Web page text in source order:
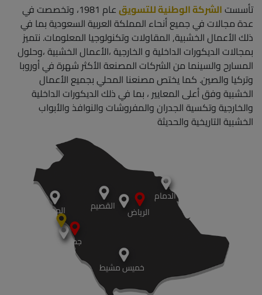
تأسستالشركة الوطنية للتسويق
عام 1981، وتخصصت في
عدة مجالات في جميع أنحاء المملكة العربية السعودية بما في
ذلك الأعمال الخشبية, المقاولات وتكنولوجيا المعلومات. نتميز
بمجالات الديكورات الداخلية و الخارجية ،الأعمال الخشبية ،وحلول
المسارح والسينما من الشركات المصنعة الأكثر شهرة في أوروبا
وتركيا والصين. كما يختص مصنعنا المحلي بجميع الأعمال
الخشبية وفق أعلى المعايير ، بما في ذلك الديكورات الداخلية
والخارجية وتكسية الجدران والمفروشات والنوافذ والأبواب
الخشبية التاريخية والحديثة
جدة
الرياض
خميس مشيط
المدينة القصيم
الدمام